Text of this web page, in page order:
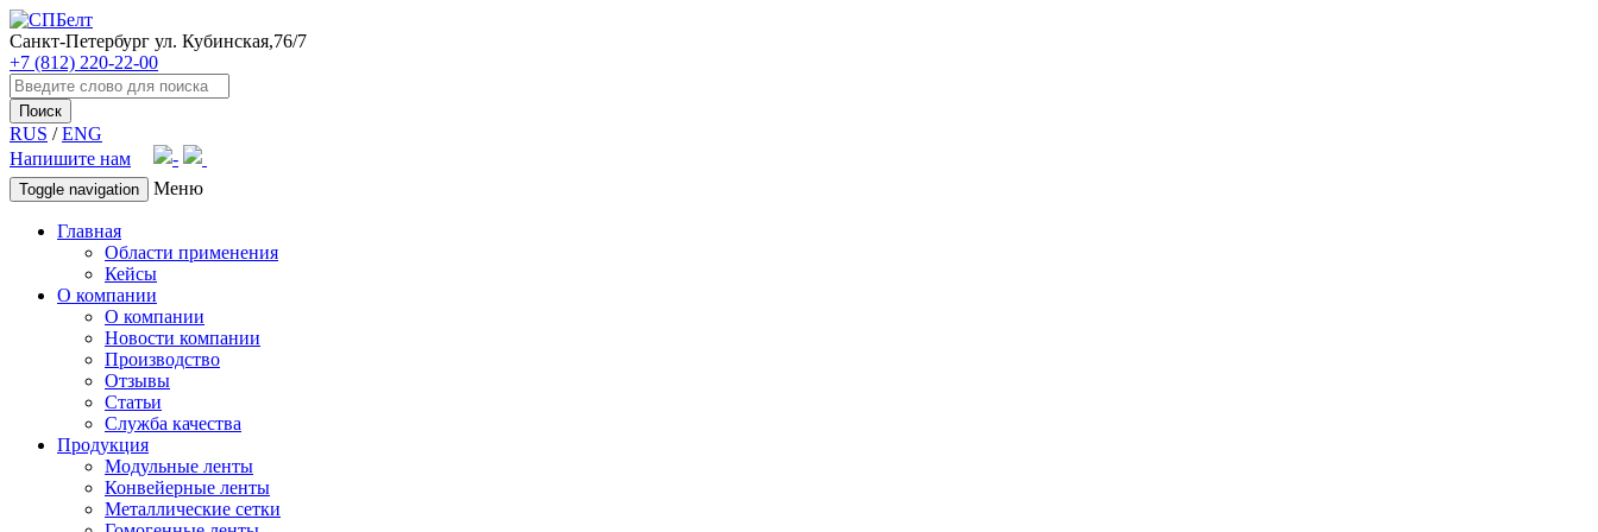
Санкт-Петербург ул. Кубинская,76/7
+7 (812) 220-22-00
Поиск
RUS /ENG
Напишите нам
Toggle navigation Меню
Главная
Области применения
Кейсы
О компании
О компании
Новости компании
Производство
Отзывы
Статьи
Служба качества
Продукция
Модульные ленты
Конвейерные ленты
Металлические сетки